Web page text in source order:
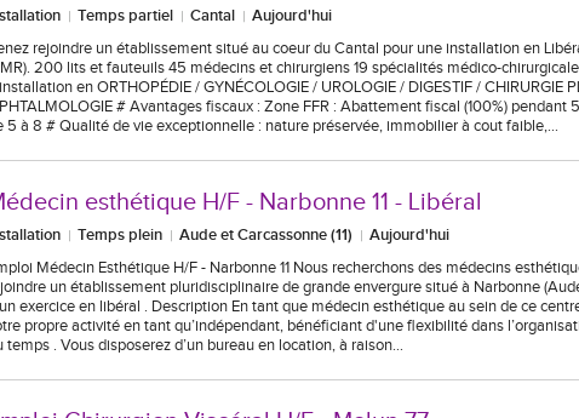
Temps partiel Cantal
Aujourd'hui
rejoindre un établissement situé au coeur du Cantal pour une installation en
200 lits et fauteuils 45 médecins et chirurgiens 19 spécialités médico-
en ORTHOPÉDIE / GYNÉCOLOGIE / UROLOGIE / DIGESTIF / CHIRURGIE
# Avantages fiscaux : Zone FFR : Abattement fiscal (100%) pendant
5 à 8 # Qualité de vie exceptionnelle : nature préservée, immobilier à cout faible,…
esthétique H/F - Narbonne 11 - Libéral
Temps plein Aude et Carcassonne (11)
Aujourd'hui
Médecin Esthétique H/F - Narbonne 11 Nous recherchons des médecins
un établissement pluridisciplinaire de grande envergure situé à Narbonne
exercice en libéral . Description En tant que médecin esthétique au sein de ce
propre activité en tant qu’indépendant, bénéficiant d'une flexibilité dans
temps . Vous disposerez d’un bureau en location, à raison…